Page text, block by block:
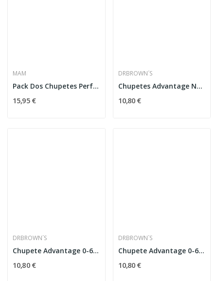
MAM
Pack Dos Chupetes Perfect Start 0-2 Meses Mam Azul
15,95 €
DRBROWN´S
Chupetes Advantage Nocturno 0-6 Meses
10,80 €
DRBROWN´S
Chupete Advantage 0-6 Meses
10,80 €
DRBROWN´S
Chupete Advantage 0-6 Meses
10,80 €